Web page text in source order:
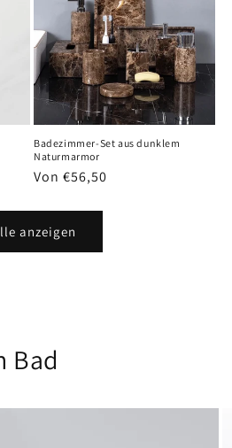
Badezimmer-Set aus dunklem
Naturmarmor
Normaler
Von €56,50
anzeigen
Bad